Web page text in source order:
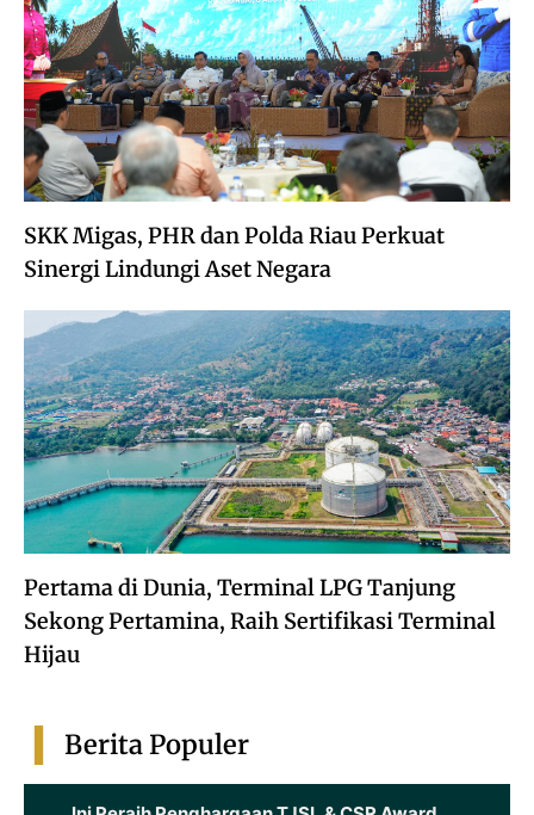
SKK Migas, PHR dan Polda Riau Perkuat
Sinergi Lindungi Aset Negara
Pertama di Dunia, Terminal LPG Tanjung
Sekong Pertamina, Raih Sertifikasi Terminal
Hijau
Berita Populer